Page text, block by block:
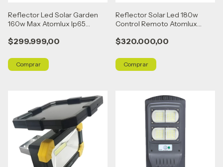
Reflector Led Solar Garden
160w Max Atomlux Ip65
$299.999,00
Reflector Solar Led 180w
Control Remoto Atomlux
$320.000,00